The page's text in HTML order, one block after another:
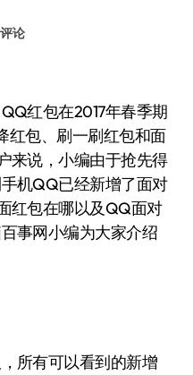
论
红包、刷一刷红包和面
来说，小编由于抢先得
机QQ已经新增了面对
红包在哪以及QQ面对
事网小编为大家介绍
所有可以看到的新增